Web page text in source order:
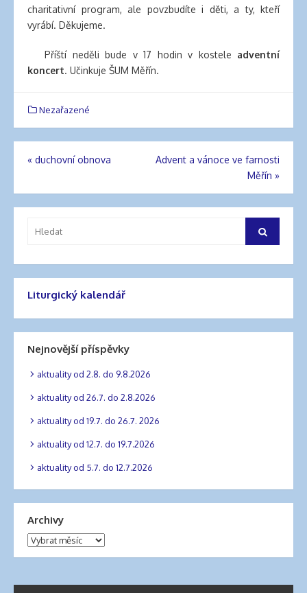
charitativní program, ale povzbudíte i děti, a ty, kteří
vyrábí. Děkujeme.
Příští neděli bude v 17 hodin v kostele adventní
koncert. Učinkuje ŠUM Měřín.
Nezařazené
pro
« duchovní obnova
Advent a vánoce ve farnosti
Měřín »
Hledat
Liturgický kalendář
Nejnovější příspěvky
aktuality od 2.8. do 9.8.2026
aktuality od 26.7. do 2.8.2026
aktuality od 19.7. do 26.7. 2026
aktuality od 12.7. do 19.7.2026
aktuality od 5.7. do 12.7.2026
Archivy
Archivy